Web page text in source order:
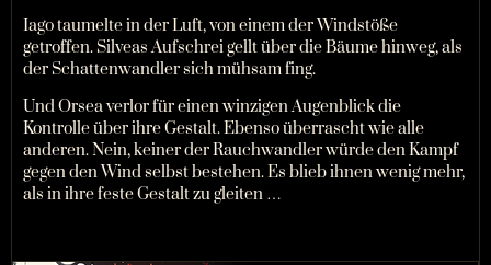
Iago taumelte in der Luft, von einem der Windstöße
getroffen. Silveas Aufschrei gellt über die Bäume hinweg, als
der Schattenwandler sich mühsam fing.
Und Orsea verlor für einen winzigen Augenblick die
Kontrolle über ihre Gestalt. Ebenso überrascht wie alle
anderen. Nein, keiner der Rauchwandler würde den Kampf
gegen den Wind selbst bestehen. Es blieb ihnen wenig mehr,
als in ihre feste Gestalt zu gleiten …